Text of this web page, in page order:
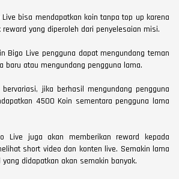
bisa mendapatkan koin tanpa top up karena
yang diperoleh dari penyelesaian misi.
Bigo Live pengguna dapat mengundang teman
baru atau mengundang pengguna lama.
jika berhasil mengundang pengguna
4500 Koin sementara pengguna lama
Live juga akan memberikan reward kepada
short video dan konten live. Semakin lama
didapatkan akan semakin banyak.